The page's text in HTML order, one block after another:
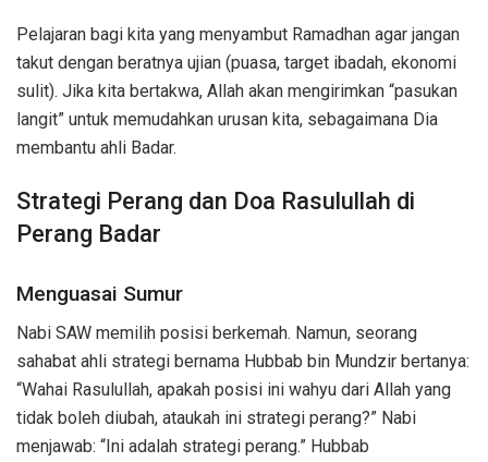
Pelajaran bagi kita yang menyambut Ramadhan agar jangan
takut dengan beratnya ujian (puasa, target ibadah, ekonomi
sulit). Jika kita bertakwa, Allah akan mengirimkan “pasukan
langit” untuk memudahkan urusan kita, sebagaimana Dia
membantu ahli Badar.
Strategi Perang dan Doa Rasulullah di
Perang Badar
Menguasai Sumur
Nabi SAW memilih posisi berkemah. Namun, seorang
sahabat ahli strategi bernama Hubbab bin Mundzir bertanya:
“Wahai Rasulullah, apakah posisi ini wahyu dari Allah yang
tidak boleh diubah, ataukah ini strategi perang?” Nabi
menjawab: “Ini adalah strategi perang.” Hubbab